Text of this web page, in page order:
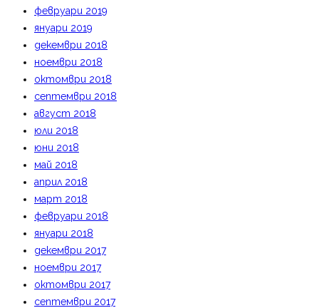
февруари 2019
януари 2019
декември 2018
ноември 2018
октомври 2018
септември 2018
август 2018
юли 2018
юни 2018
май 2018
април 2018
март 2018
февруари 2018
януари 2018
декември 2017
ноември 2017
октомври 2017
септември 2017